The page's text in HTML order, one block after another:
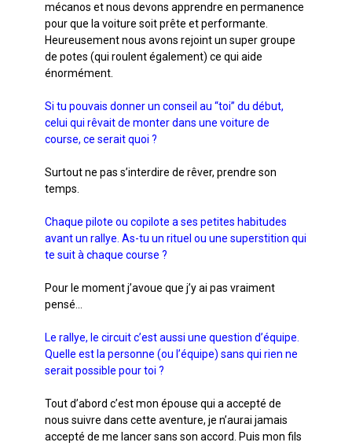
mécanos et nous devons apprendre en permanence
pour que la voiture soit prête et performante.
Heureusement nous avons rejoint un super groupe
de potes (qui roulent également) ce qui aide
énormément.
Si tu pouvais donner un conseil au “toi” du début,
celui qui rêvait de monter dans une voiture de
course, ce serait quoi ?
Surtout ne pas s’interdire de rêver, prendre son
temps.
Chaque pilote ou copilote a ses petites habitudes
avant un rallye. As-tu un rituel ou une superstition qui
te suit à chaque course ?
Pour le moment j’avoue que j’y ai pas vraiment
pensé…
Le rallye, le circuit c’est aussi une question d’équipe.
Quelle est la personne (ou l’équipe) sans qui rien ne
serait possible pour toi ?
Tout d’abord c’est mon épouse qui a accepté de
nous suivre dans cette aventure, je n’aurai jamais
accepté de me lancer sans son accord. Puis mon fils